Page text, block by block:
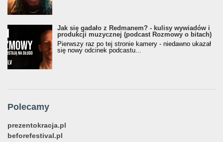
Jak się gadało z Redmanem? - kulisy wywiadów i
produkcji muzycznej (podcast Rozmowy o bitach)
Pierwszy raz po tej stronie kamery - niedawno ukazał
się nowy odcinek podcastu...
Polecamy
prezentokracja.pl
beforefestival.pl